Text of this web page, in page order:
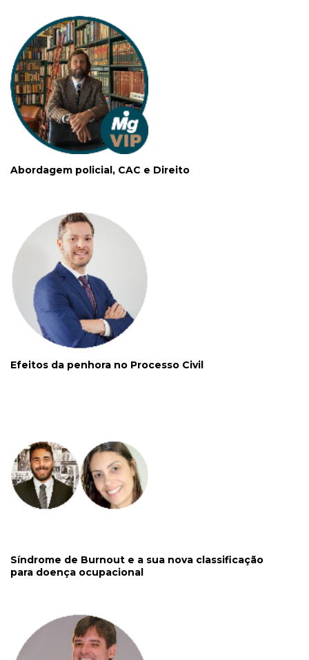
Abordagem policial, CAC e Direito
Efeitos da penhora no Processo Civil
Síndrome de Burnout e a sua nova classificação
para doença ocupacional